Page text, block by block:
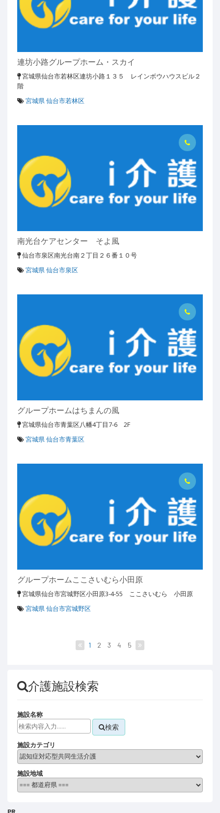
連坊小路グループホーム・スカイ
宮城県仙台市若林区連坊小路１３５ レインボウハウスビル２
階
宮城県 仙台市若林区
南光台ケアセンター そよ風
仙台市泉区南光台南２丁目２６番１０号
宮城県 仙台市泉区
グループホームはちまんの風
宮城県仙台市青葉区八幡4丁目7-6 2F
宮城県 仙台市青葉区
グループホームここさいむら小田原
宮城県仙台市宮城野区小田原3-4-55 ここさいむら 小田原
宮城県 仙台市宮城野区
1 2 3 4 5
介護施設検索
施設名称
検索
施設カテゴリ
施設地域